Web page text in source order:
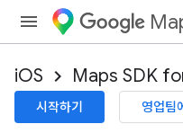
iOS Maps SDK
시작하기 영업팀